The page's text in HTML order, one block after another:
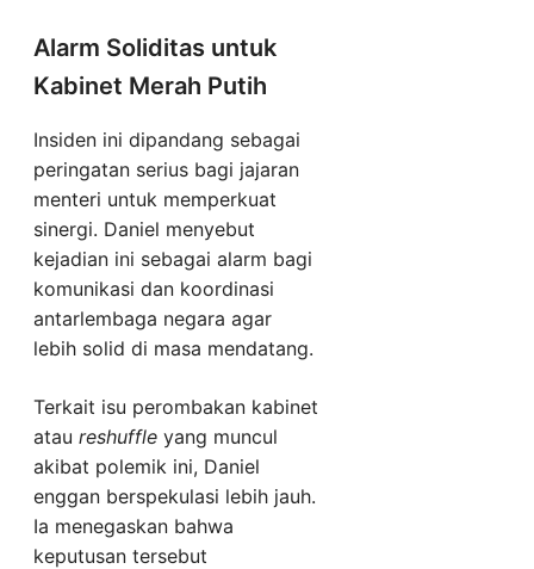
Alarm Soliditas untuk
Kabinet Merah Putih
Insiden ini dipandang sebagai
peringatan serius bagi jajaran
menteri untuk memperkuat
sinergi. Daniel menyebut
kejadian ini sebagai alarm bagi
komunikasi dan koordinasi
antarlembaga negara agar
lebih solid di masa mendatang.
Terkait isu perombakan kabinet
atau reshuffle yang muncul
akibat polemik ini, Daniel
enggan berspekulasi lebih jauh.
Ia menegaskan bahwa
keputusan tersebut